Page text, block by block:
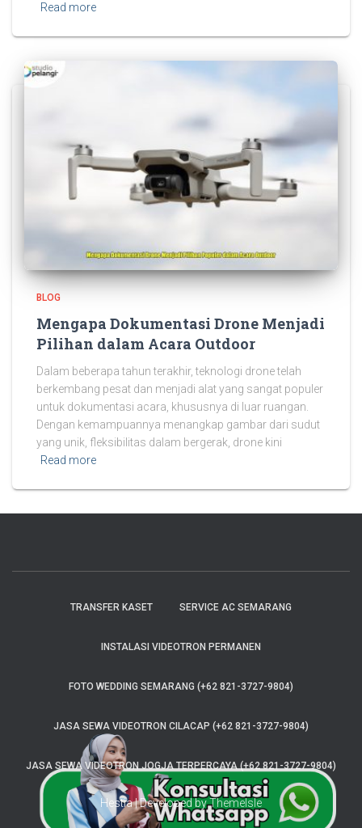
Read more
BLOG
Mengapa Dokumentasi Drone Menjadi
Pilihan dalam Acara Outdoor
Dalam beberapa tahun terakhir, teknologi drone telah
berkembang pesat dan menjadi alat yang sangat populer
untuk dokumentasi acara, khususnya di luar ruangan.
Dengan kemampuannya menangkap gambar dari sudut
yang unik, fleksibilitas dalam bergerak, drone kini
Read more
TRANSFER KASET SERVICE AC SEMARANG
INSTALASI VIDEOTRON PERMANEN
FOTO WEDDING SEMARANG (+62 821-3727-9804)
JASA SEWA VIDEOTRON CILACAP (+62 821-3727-9804)
JASA SEWA VIDEOTRON JOGJA TERPERCAYA (+62 821-3727-9804)
Hestia | Developed byThemeIsle